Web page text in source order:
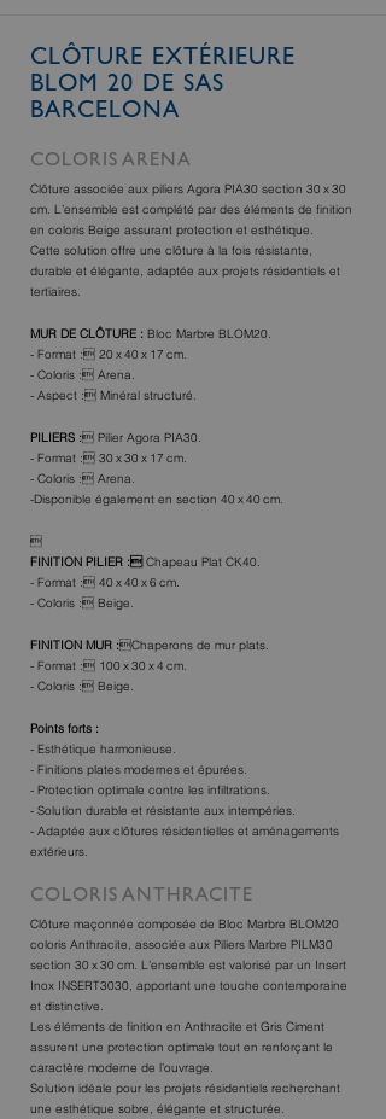
CLÔTURE EXTÉRIEURE
BLOM 20 DE SAS
BARCELONA
COLORIS ARENA
Clôture associée aux piliers Agora PIA30 section 30 x 30
cm. L’ensemble est complété par des éléments de f‌inition
en coloris Beige assurant protection et esthétique.
Cette solution of‌fre une clôture à la fois résistante,
durable et élégante, adaptée aux projets résidentiels et
tertiaires.
MUR DE CLÔTURE : Bloc Marbre BLOM20.
- Format : 20 x 40 x 17 cm.
- Coloris : Arena.
- Aspect : Minéral structuré.
PILIERS : Pilier Agora PIA30.
- Format : 30 x 30 x 17 cm.
- Coloris : Arena.
-Disponible également en section 40 x 40 cm.

F‌INITION PILIER : Chapeau Plat CK40.
- Format : 40 x 40 x 6 cm.
- Coloris : Beige.
F‌INITION MUR :Chaperons de mur plats.
- Format : 100 x 30 x 4 cm.
- Coloris : Beige.
Points forts :
- Esthétique harmonieuse.
- F‌initions plates modernes et épurées.
- Protection optimale contre les inf‌iltrations.
- Solution durable et résistante aux intempéries.
- Adaptée aux clôtures résidentielles et aménagements
extérieurs.
COLORIS ANTHRACITE
Clôture maçonnée composée de Bloc Marbre BLOM20
coloris Anthracite, associée aux Piliers Marbre PILM30
section 30 x 30 cm. L’ensemble est valorisé par un Insert
Inox INSERT3030, apportant une touche contemporaine
et distinctive.
Les éléments de f‌inition en Anthracite et Gris Ciment
assurent une protection optimale tout en renforçant le
caractère moderne de l’ouvrage.
Solution idéale pour les projets résidentiels recherchant
une esthétique sobre, élégante et structurée.